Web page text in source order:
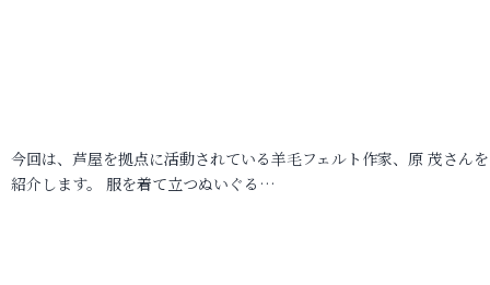
今回は、芦屋を拠点に活動されている羊毛フェルト作家、原 茂さん
紹介します。 服を着て立つぬいぐる…